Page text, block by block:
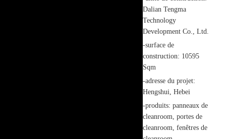
Dalian Tengma
Technology
Development Co., Ltd.
-surface de
construction: 10595
Sqm
-adresse du projet:
Hengshui, Hebei
-produits: panneaux de
cleanroom, portes de
cleanroom, fenêtres de